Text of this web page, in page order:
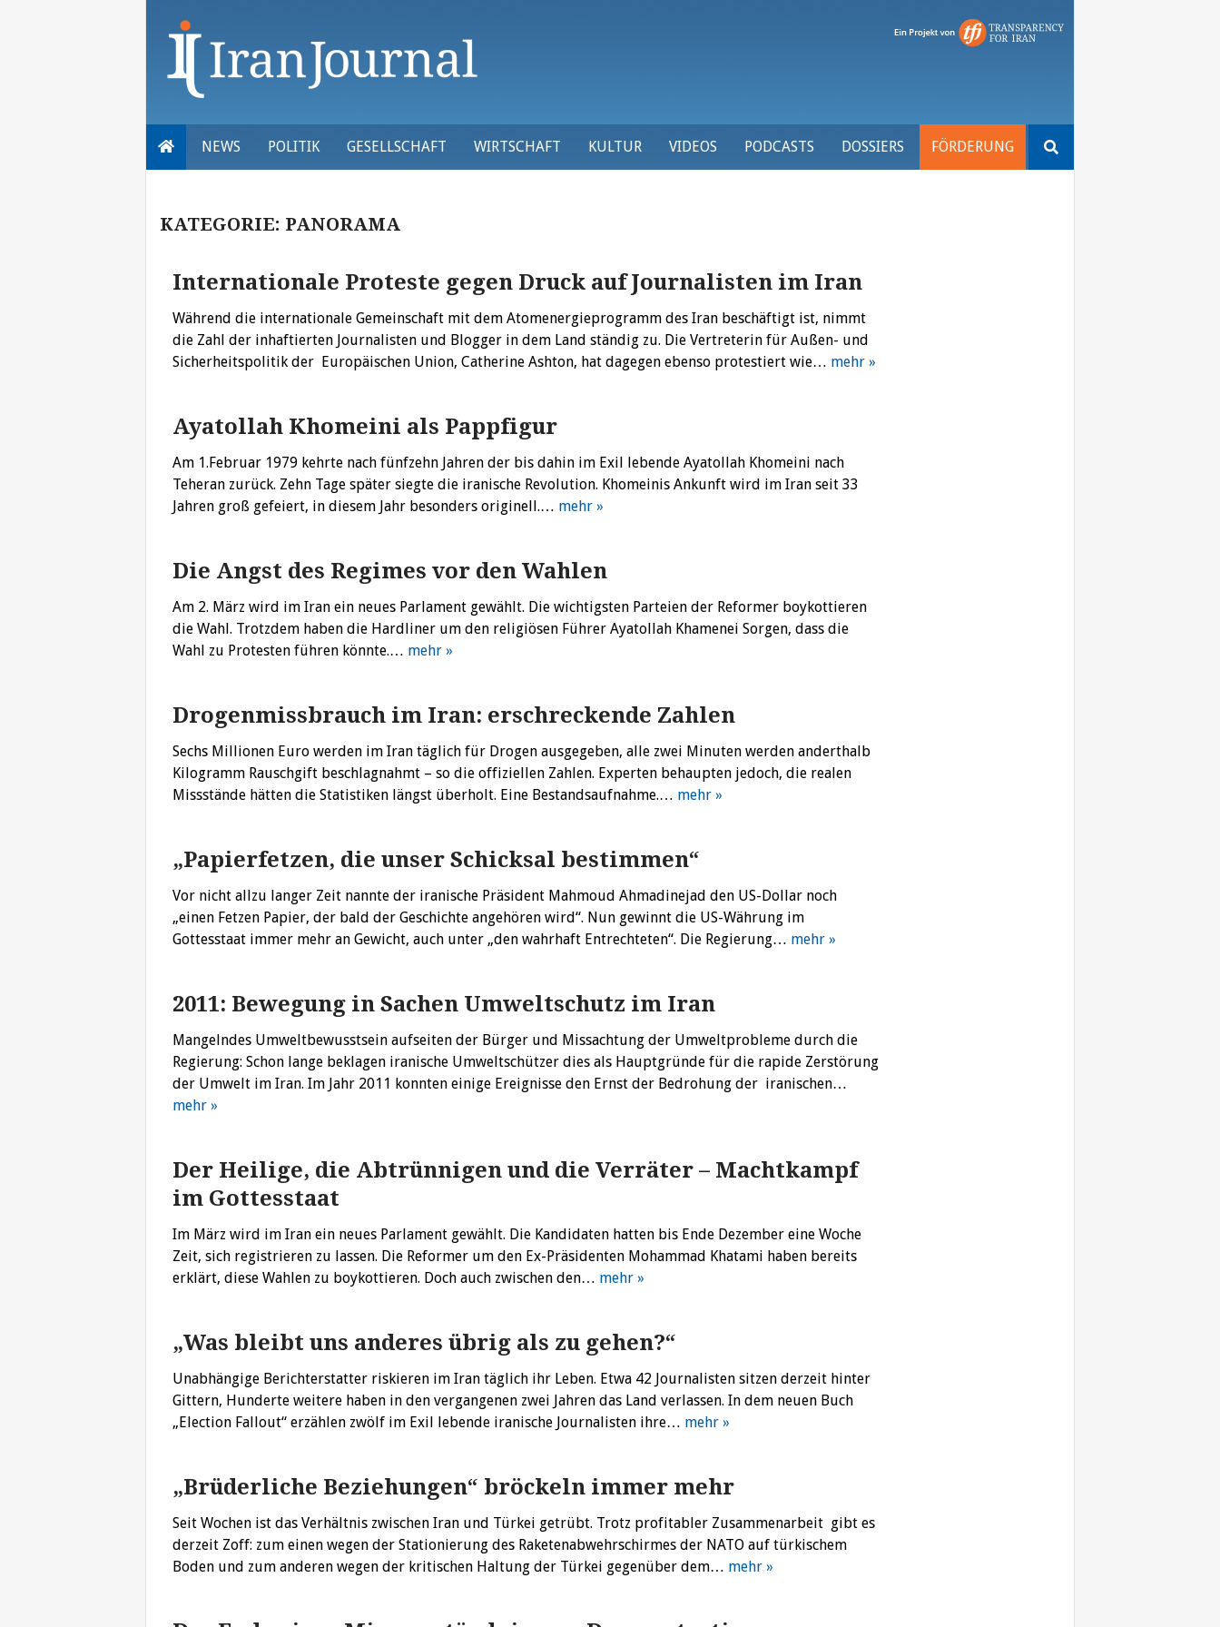
NEWS POLITIK GESELLSCHAFT WIRTSCHAFT KULTUR VIDEOS PODCASTS DOSSIERS FÖRDERUNG
nach:
KATEGORIE: PANORAMA
Internationale Proteste gegen Druck auf Journalisten im Iran
Während die internationale Gemeinschaft mit dem Atomenergieprogramm des Iran beschäftigt ist, nimmt
die Zahl der inhaftierten Journalisten und Blogger in dem Land ständig zu. Die Vertreterin für Außen- und
Sicherheitspolitik der Europäischen Union, Catherine Ashton, hat dagegen ebenso protestiert wie… mehr »
Ayatollah Khomeini als Pappfigur
Am 1.Februar 1979 kehrte nach fünfzehn Jahren der bis dahin im Exil lebende Ayatollah Khomeini nach
Teheran zurück. Zehn Tage später siegte die iranische Revolution. Khomeinis Ankunft wird im Iran seit 33
Jahren groß gefeiert, in diesem Jahr besonders originell.… mehr »
Die Angst des Regimes vor den Wahlen
Am 2. März wird im Iran ein neues Parlament gewählt. Die wichtigsten Parteien der Reformer boykottieren
die Wahl. Trotzdem haben die Hardliner um den religiösen Führer Ayatollah Khamenei Sorgen, dass die
Wahl zu Protesten führen könnte.… mehr »
Drogenmissbrauch im Iran: erschreckende Zahlen
Sechs Millionen Euro werden im Iran täglich für Drogen ausgegeben, alle zwei Minuten werden anderthalb
Kilogramm Rauschgift beschlagnahmt – so die offiziellen Zahlen. Experten behaupten jedoch, die realen
Missstände hätten die Statistiken längst überholt. Eine Bestandsaufnahme.… mehr »
„Papierfetzen, die unser Schicksal bestimmen“
Vor nicht allzu langer Zeit nannte der iranische Präsident Mahmoud Ahmadinejad den US-Dollar noch
„einen Fetzen Papier, der bald der Geschichte angehören wird“. Nun gewinnt die US-Währung im
Gottesstaat immer mehr an Gewicht, auch unter „den wahrhaft Entrechteten“. Die Regierung… mehr »
2011: Bewegung in Sachen Umweltschutz im Iran
Mangelndes Umweltbewusstsein aufseiten der Bürger und Missachtung der Umweltprobleme durch die
Regierung: Schon lange beklagen iranische Umweltschützer dies als Hauptgründe für die rapide Zerstörung
der Umwelt im Iran. Im Jahr 2011 konnten einige Ereignisse den Ernst der Bedrohung der iranischen…
mehr »
Der Heilige, die Abtrünnigen und die Verräter – Machtkampf
im Gottesstaat
Im März wird im Iran ein neues Parlament gewählt. Die Kandidaten hatten bis Ende Dezember eine Woche
Zeit, sich registrieren zu lassen. Die Reformer um den Ex-Präsidenten Mohammad Khatami haben bereits
erklärt, diese Wahlen zu boykottieren. Doch auch zwischen den… mehr »
„Was bleibt uns anderes übrig als zu gehen?“
Unabhängige Berichterstatter riskieren im Iran täglich ihr Leben. Etwa 42 Journalisten sitzen derzeit hinter
Gittern, Hunderte weitere haben in den vergangenen zwei Jahren das Land verlassen. In dem neuen Buch
„Election Fallout“ erzählen zwölf im Exil lebende iranische Journalisten ihre… mehr »
„Brüderliche Beziehungen“ bröckeln immer mehr
Seit Wochen ist das Verhältnis zwischen Iran und Türkei getrübt. Trotz profitabler Zusammenarbeit gibt es
derzeit Zoff: zum einen wegen der Stationierung des Raketenabwehrschirmes der NATO auf türkischem
Boden und zum anderen wegen der kritischen Haltung der Türkei gegenüber dem… mehr »